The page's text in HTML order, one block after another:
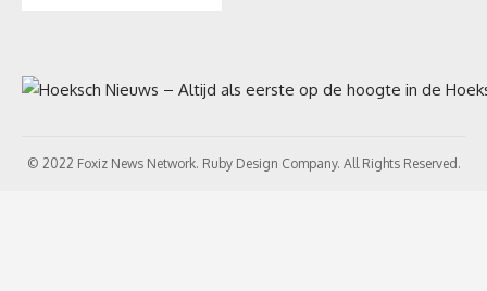
© 2022 Foxiz News Network. Ruby Design Company. All Rights Reserved.